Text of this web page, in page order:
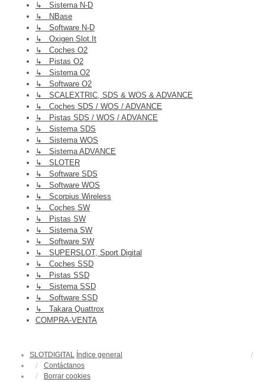
↳ Sistema N-D
↳ NBase
↳ Software N-D
↳ Oxigen Slot.it
↳ Coches O2
↳ Pistas O2
↳ Sistema O2
↳ Software O2
↳ SCALEXTRIC, SDS & WOS & ADVANCE
↳ Coches SDS / WOS / ADVANCE
↳ Pistas SDS / WOS / ADVANCE
↳ Sistema SDS
↳ Sistema WOS
↳ Sistema ADVANCE
↳ SLOTER
↳ Software SDS
↳ Software WOS
↳ Scorpius Wireless
↳ Coches SW
↳ Pistas SW
↳ Sistema SW
↳ Software SW
↳ SUPERSLOT, Sport Digital
↳ Coches SSD
↳ Pistas SSD
↳ Sistema SSD
↳ Software SSD
↳ Takara Quattrox
COMPRA-VENTA
SLOTDIGITAL Índice general
Contáctanos
Borrar cookies